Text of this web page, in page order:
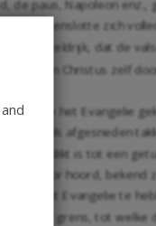
de paus, Napoleon enz.,
en tenslotte zich
een wereldrijk, dat de
dan Christus zelf
die het Evangelie
die, als afgesneden
gepredikt is tot een
voor hoord, bekend
van het Evangelie te
noch de grens, tot welke